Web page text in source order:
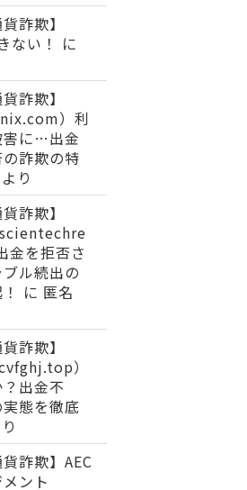
詐欺】
ない！
に
詐欺】
）利
害に…出金
詐欺の特
より
詐欺】
金を拒否さ
ル続出の
に 匿名
詐欺】
）
出金不
態を徹底
詐欺】AEC
ント